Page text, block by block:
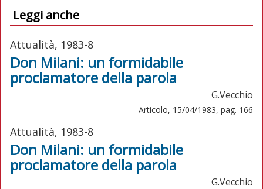
Leggi anche
Attualità, 1983-8
Don Milani: un formidabile
proclamatore della parola
G.Vecchio
Articolo, 15/04/1983, pag. 166
Attualità, 1983-8
Don Milani: un formidabile
proclamatore della parola
G.Vecchio